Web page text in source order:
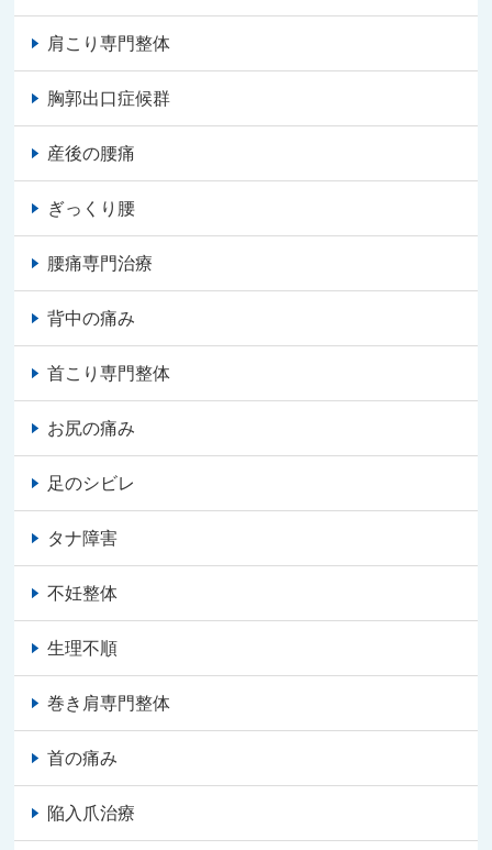
肩こり専門整体
胸郭出口症候群
産後の腰痛
ぎっくり腰
腰痛専門治療
背中の痛み
首こり専門整体
お尻の痛み
足のシビレ
タナ障害
不妊整体
生理不順
巻き肩専門整体
首の痛み
陥入爪治療